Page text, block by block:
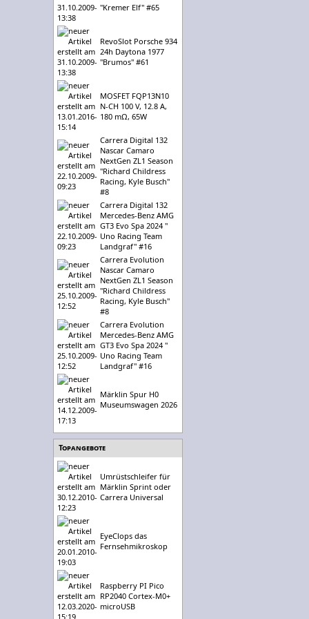
"Kremer Elf" #65
RevoSlot Porsche 934
24h Daytona 1977
"Brumos" #61
MOSFET FQP13N10
N-CH 100 V, 12.8 A,
180 mΩ, 65W
Carrera Digital 132
Nascar Camaro
NextGen ZL1 Season
"Richard Childress
Racing, Kyle Busch"
#8
Carrera Digital 132
Mercedes-Benz AMG
GT3 Evo Spa 2024 "
Uno Racing Team
Landgraf" #16
Carrera Evolution
Nascar Camaro
NextGen ZL1 Season
"Richard Childress
Racing, Kyle Busch"
#8
Carrera Evolution
Mercedes-Benz AMG
GT3 Evo Spa 2024 "
Uno Racing Team
Landgraf" #16
Märklin Spur H0
Museumswagen 2026
Topangebote
Umrüstschleifer für
Märklin Sprint oder
Carrera Universal
EyeClops das
Fernsehmikroskop
Raspberry PI Pico
RP2040 Cortex-M0+
microUSB